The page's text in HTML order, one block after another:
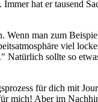
hat er tausend
man zum
viel
sollte so
für dich mit
mich! Aber im